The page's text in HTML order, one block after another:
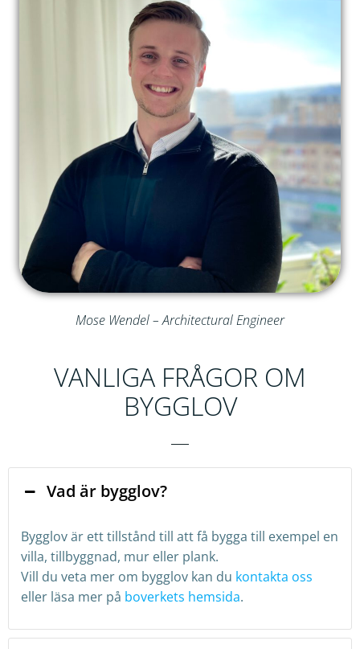
Mose Wendel – Architectural Engineer
VANLIGA FRÅGOR OM
BYGGLOV
Vad är bygglov?
Bygglov är ett tillstånd till att få bygga till exempel en
villa, tillbyggnad, mur eller plank.
Vill du veta mer om bygglov kan du kontakta oss
eller läsa mer på boverkets hemsida.